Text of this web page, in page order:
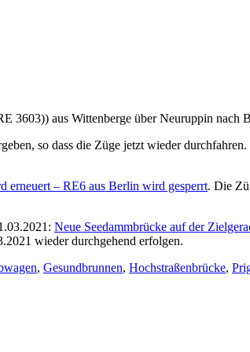
3603)) aus Wittenberge über Neuruppin nach
so dass die Züge jetzt wieder
erneuert – RE6 aus Berlin wird gesperrt. Die
Neue Seedammbrücke auf der
wieder durchgehend erfolgen.
, Gesundbrunnen, Hochstraßenbrücke,